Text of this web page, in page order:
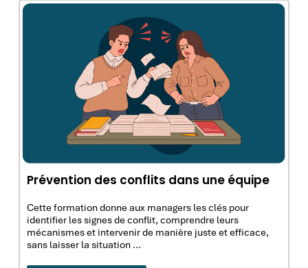
Prévention des conflits dans une équipe
Cette formation donne aux managers les clés pour
identifier les signes de conflit, comprendre leurs
mécanismes et intervenir de manière juste et efficace,
sans laisser la situation …